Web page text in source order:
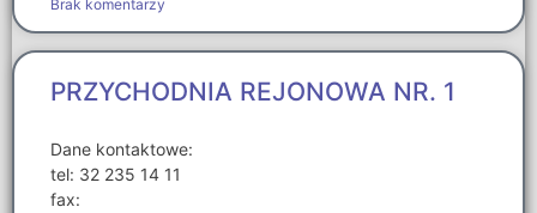
Brak komentarzy
PRZYCHODNIA REJONOWA NR. 1
Dane kontaktowe:
tel: 32 235 14 11
fax: